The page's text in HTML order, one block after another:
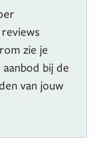
zie je
bij de
van jouw